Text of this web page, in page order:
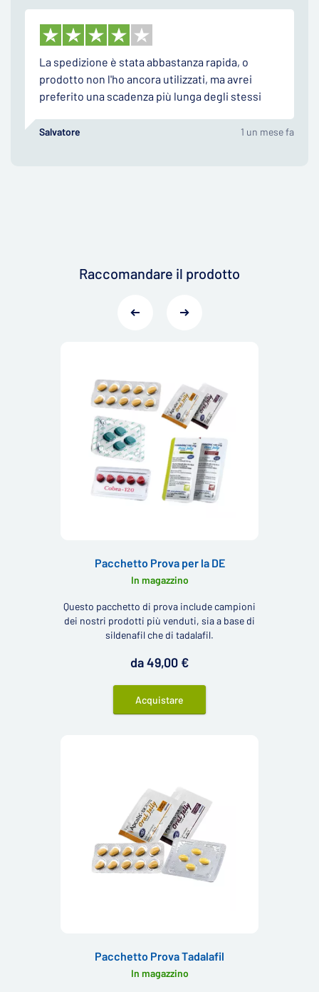
La spedizione è stata abbastanza rapida, o
prodotto non l'ho ancora utilizzati, ma avrei
preferito una scadenza più lunga degli stessi
Salvatore 1 un mese fa
Raccomandare il prodotto
Pacchetto Prova per la DE
In magazzino
Questo pacchetto di prova include campioni
dei nostri prodotti più venduti, sia a base di
sildenafil che di tadalafil.
da 49,00 €
Acquistare
Pacchetto Prova Tadalafil
In magazzino